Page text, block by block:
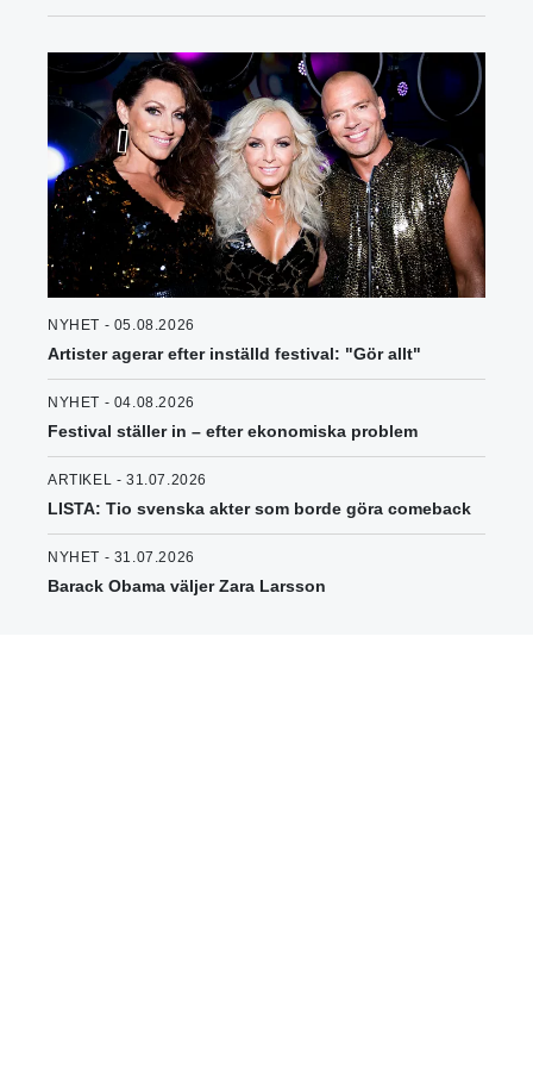
NYHET - 05.08.2026
Artister agerar efter inställd festival: "Gör allt"
NYHET - 04.08.2026
Festival ställer in – efter ekonomiska problem
ARTIKEL - 31.07.2026
LISTA: Tio svenska akter som borde göra comeback
NYHET - 31.07.2026
Barack Obama väljer Zara Larsson